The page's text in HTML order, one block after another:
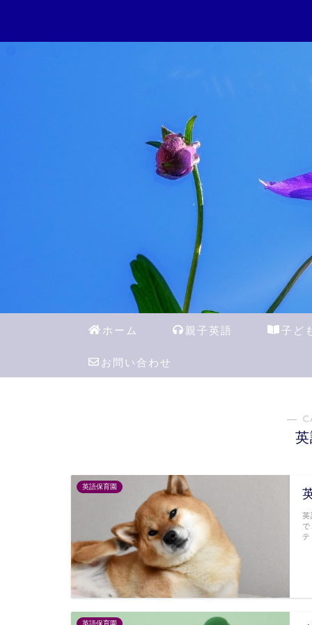
ホーム 親子英語 子ど
お問い合わせ
―
英語保育園
英
英語保育園